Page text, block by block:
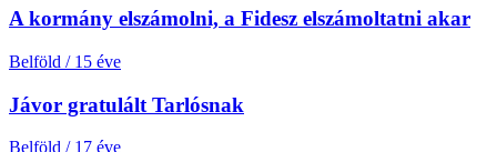
A kormány elszámolni, a Fidesz elszámoltatni akar
Belföld / 15 éve
Jávor gratulált Tarlósnak
Belföld / 17 éve